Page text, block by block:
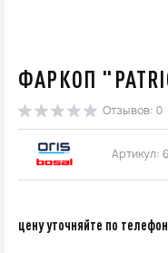
ФАРКОП
Отзывов: 0
Артикул:
цену уточняйте по